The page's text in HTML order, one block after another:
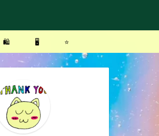
🛍 🖥 ⭐️